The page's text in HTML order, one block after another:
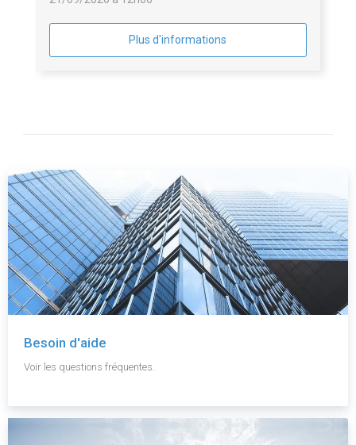
Plus d'informations
Besoin d'aide
Voir les questions fréquentes.